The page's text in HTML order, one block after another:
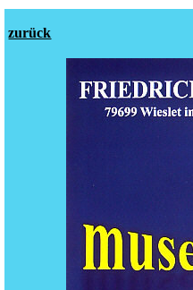
zurück